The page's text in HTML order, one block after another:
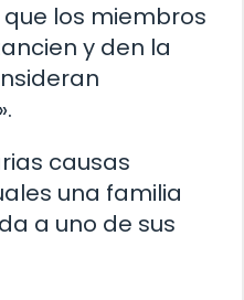
los miembros
y den la
causas
una familia
a uno de sus